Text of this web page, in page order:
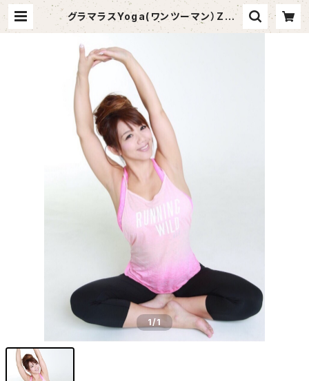
グラマラスYoga(ワンツーマン）ZOO
Mチケット | priteia
1/1